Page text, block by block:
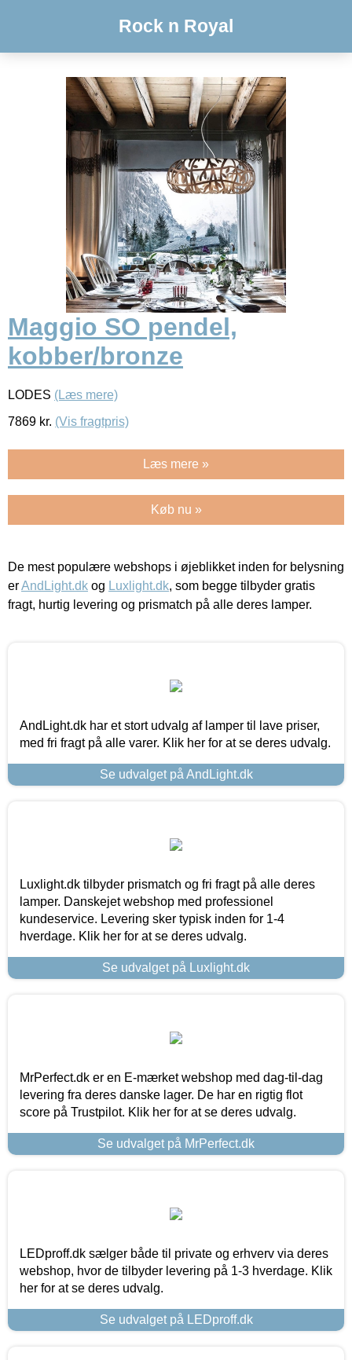
Rock n Royal
Maggio SO pendel,
kobber/bronze
LODES (Læs mere)
7869 kr. (Vis fragtpris)
Læs mere »
Køb nu »
De mest populære webshops i øjeblikket inden for belysning
erAndLight.dk og Luxlight.dk, som begge tilbyder gratis
fragt, hurtig levering og prismatch på alle deres lamper.
AndLight.dk har et stort udvalg af lamper til lave priser,
med fri fragt på alle varer. Klik her for at se deres udvalg.
Se udvalget på AndLight.dk
Luxlight.dk tilbyder prismatch og fri fragt på alle deres
lamper. Danskejet webshop med professionel
kundeservice. Levering sker typisk inden for 1-4
hverdage. Klik her for at se deres udvalg.
Se udvalget på Luxlight.dk
MrPerfect.dk er en E-mærket webshop med dag-til-dag
levering fra deres danske lager. De har en rigtig flot
score på Trustpilot. Klik her for at se deres udvalg.
Se udvalget på MrPerfect.dk
LEDproff.dk sælger både til private og erhverv via deres
webshop, hvor de tilbyder levering på 1-3 hverdage. Klik
her for at se deres udvalg.
Se udvalget på LEDproff.dk